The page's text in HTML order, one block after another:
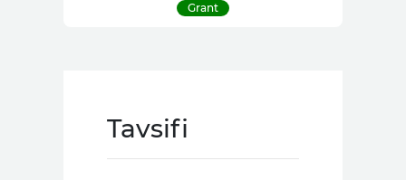
Grant
Tavsifi